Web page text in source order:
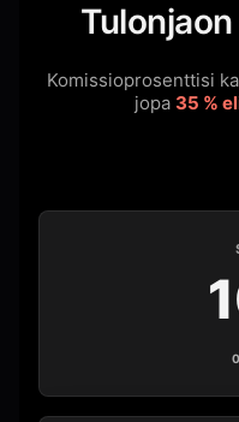
Komissioprosenttisi
jopa 35 %